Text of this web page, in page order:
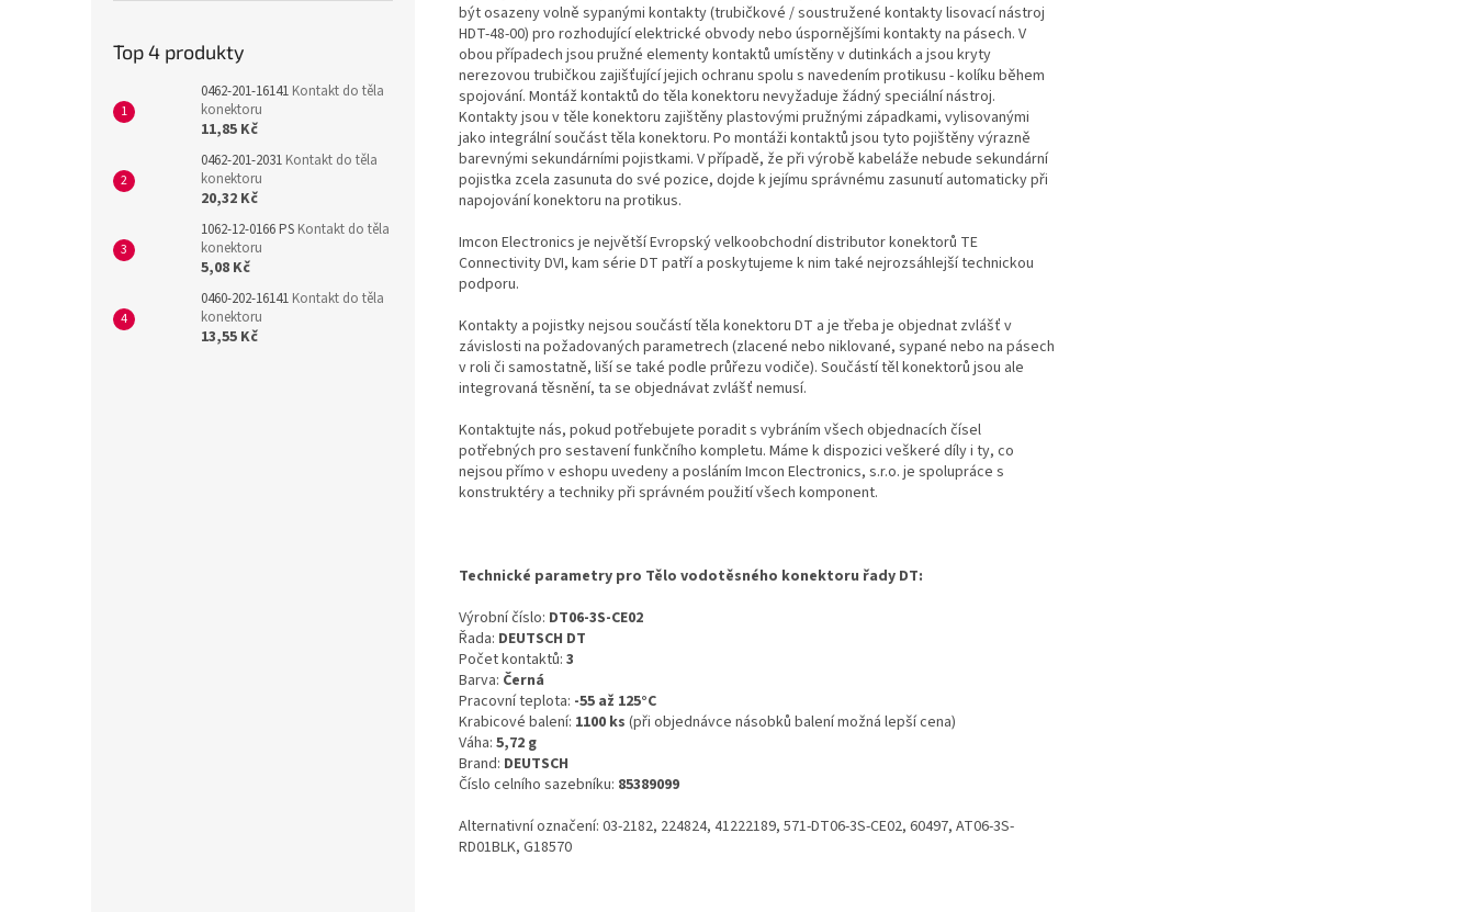
Top 4 produkty
0462-201-16141 Kontakt do těla
konektoru
11,85 Kč
0462-201-2031 Kontakt do těla
konektoru
20,32 Kč
1062-12-0166 PS Kontakt do těla
konektoru
5,08 Kč
0460-202-16141 Kontakt do těla
konektoru
13,55 Kč
být osazeny volně sypanými kontakty (trubičkové / soustružené kontakty lisovací nástroj
HDT-48-00) pro rozhodující elektrické obvody nebo úspornějšími kontakty na pásech. V
obou případech jsou pružné elementy kontaktů umístěny v dutinkách a jsou kryty
nerezovou trubičkou zajišťující jejich ochranu spolu s navedením protikusu - kolíku během
spojování. Montáž kontaktů do těla konektoru nevyžaduje žádný speciální nástroj.
Kontakty jsou v těle konektoru zajištěny plastovými pružnými západkami, vylisovanými
jako integrální součást těla konektoru. Po montáži kontaktů jsou tyto pojištěny výrazně
barevnými sekundárními pojistkami. V případě, že při výrobě kabeláže nebude sekundární
pojistka zcela zasunuta do své pozice, dojde k jejímu správnému zasunutí automaticky při
napojování konektoru na protikus.
Imcon Electronics je největší Evropský velkoobchodní distributor konektorů TE
Connectivity DVI, kam série DT patří a poskytujeme k nim také nejrozsáhlejší technickou
podporu.
Kontakty a pojistky nejsou součástí těla konektoru DT a je třeba je objednat zvlášť v
závislosti na požadovaných parametrech (zlacené nebo niklované, sypané nebo na pásech
v roli či samostatně, liší se také podle průřezu vodiče). Součástí těl konektorů jsou ale
integrovaná těsnění, ta se objednávat zvlášť nemusí.
Kontaktujte nás, pokud potřebujete poradit s vybráním všech objednacích čísel
potřebných pro sestavení funkčního kompletu. Máme k dispozici veškeré díly i ty, co
nejsou přímo v eshopu uvedeny a posláním Imcon Electronics, s.r.o. je spolupráce s
konstruktéry a techniky při správném použití všech komponent.
Technické parametry pro Tělo vodotěsného konektoru řady DT:
Výrobní číslo: DT06-3S-CE02
Řada: DEUTSCH DT
Počet kontaktů: 3
Barva: Černá
Pracovní teplota: -55 až 125°C
Krabicové balení: 1100 ks (při objednávce násobků balení možná lepší cena)
Váha: 5,72 g
Brand: DEUTSCH
Číslo celního sazebníku: 85389099
Alternativní označení: 03-2182, 224824, 41222189, 571-DT06-3S-CE02, 60497, AT06-3S-
RD01BLK, G18570